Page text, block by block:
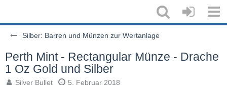
Silber: Barren und Münzen zur Wertanlage
Perth Mint - Rectangular Münze - Drache
1 Oz Gold und Silber
Silver Bullet 5. Februar 2018